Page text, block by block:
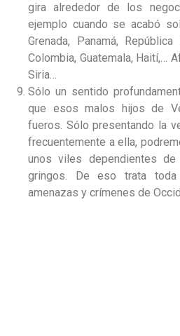
gira alrededor de los
ejemplo cuando se acabó
Grenada, Panamá,
Colombia, Guatemala, Haití,…
Siria…
Sólo un sentido
que esos malos hijos de
fueros. Sólo presentando la
frecuentemente a ella,
unos viles dependientes
gringos. De eso trata
amenazas y crímenes de